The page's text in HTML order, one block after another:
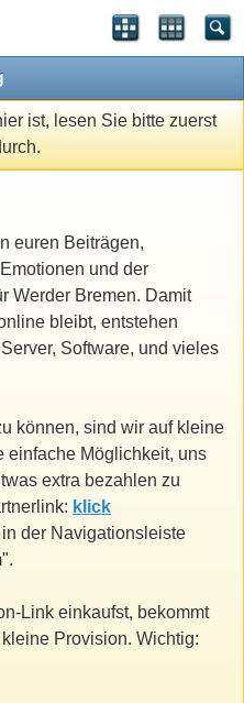
ist, lesen Sie bitte zuerst
euren Beiträgen,
und der
Werder Bremen. Damit
bleibt, entstehen
Software, und vieles
können, sind wir auf kleine
einfache Möglichkeit, uns
extra bezahlen zu
klick
der Navigationsleiste
Link einkaufst, bekommt
Provision. Wichtig: